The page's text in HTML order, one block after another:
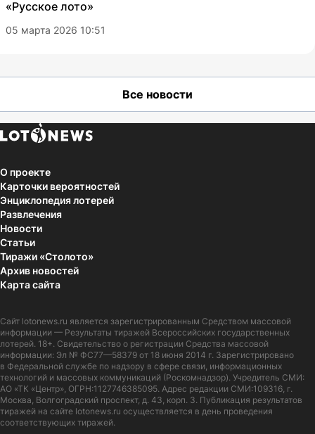
«Русское лото»
05 марта 2026 10:51
Все новости
О проекте
Карточки вероятностей
Энциклопедия лотерей
Развлечения
Новости
Статьи
Тиражи «Столото»
Архив новостей
Карта сайта
Сайт lotonews.ru является зарегистрированным Средством массовой
информации — Результаты тиражей Всероссийских государственных
лотерей. 18+. Свидетельство о регистрации Средства массовой
информации: Эл № ФС77—58379 от 18 июня 2014 г. Зарегистрировано
в Федеральной службе по надзору в сфере связи, информационных
технологий и массовых коммуникаций (Роскомнадзор). Учредитель СМИ:
АО «ТК «Центр», ОГРН:1127746385095. Адрес редакции СМИ:109316, г.
Москва, Волгоградский проспект, д. 43, корп. 3. Публикация результатов
тиражей на сайте lotonews.ru осуществляется в день проведения
соответствующих тиражей.